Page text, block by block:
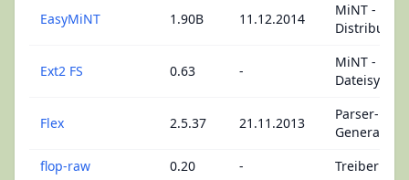
EasyMiNT 1.90B 11.12.2014
MiNT -
Ext2 FS 0.63 -
MiNT -
Flex 2.5.37 21.11.2013
Parser-
flop-raw
0.20 - Treiber